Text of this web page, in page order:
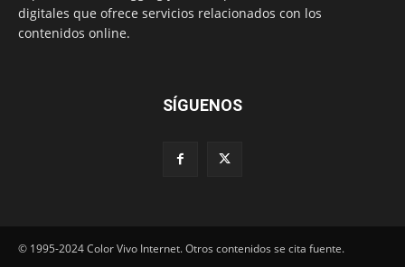
digitales que ofrece servicios relacionados con los
contenidos online.
SÍGUENOS
© 1995-2024 Color Vivo Internet. Otros contenidos se cita fuente.